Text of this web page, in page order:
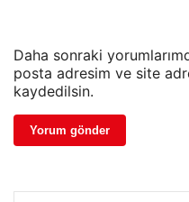
Daha sonraki
posta adresim ve site
kaydedilsin.